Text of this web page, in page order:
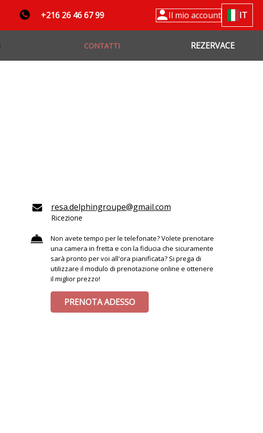
+216 26 46 67 99 Il mio account IT
CONTATTI REZERVACE
resa.delphingroupe@gmail.com
Ricezione
Non avete tempo per le telefonate? Volete prenotare
una camera in fretta e con la fiducia che sicuramente
sarà pronto per voi all'ora pianificata? Si prega di
utilizzare il modulo di prenotazione online e ottenere
il miglior prezzo!
PRENOTA ADESSO